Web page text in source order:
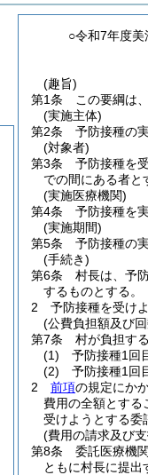
○令和7年度
(趣旨)
第1条
この要綱は
(実施主体)
第2条
予防接種の
(対象者)
第3条
予防接種を
での間にある者と
(実施医療機関)
第4条
予防接種を
(実施期間)
第5条
予防接種の
(手続き)
第6条
村長は、予
するものとする。
2
予防接種を受け
(公費負担額及び
第7条
村が負担す
(1)
予防接種1回
(2)
予防接種1回
2
前項の規定にか
費用の全額とする
受けようとする委
(費用の請求及び
第8条
委託医療機
ともに村長に提出